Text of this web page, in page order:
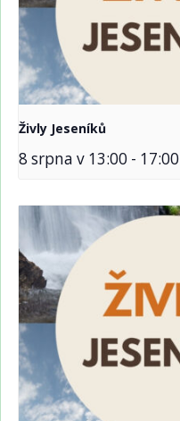
Živly Jeseníků
8 srpna v 13:00 - 17:00